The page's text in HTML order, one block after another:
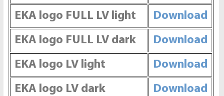
EKA logo FULL LV light Download
EKA logo FULL LV dark Download
EKA logo LV light Download
EKA logo LV dark Download